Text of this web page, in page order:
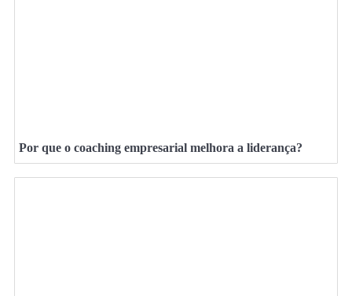
Por que o coaching empresarial melhora a liderança?